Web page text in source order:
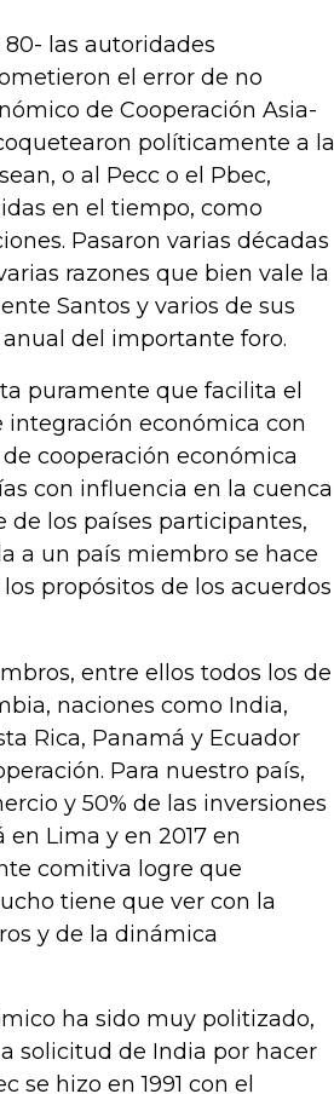
las autoridades
el error de no
de Cooperación Asia-
políticamente a la
o al Pecc o el Pbec,
en el tiempo, como
Pasaron varias décadas
razones que bien vale la
Santos y varios de sus
del importante foro.
puramente que facilita el
integración económica con
cooperación económica
con influencia en la cuenca
de los países participantes,
a un país miembro se hace
propósitos de los acuerdos
entre ellos todos los de
naciones como India,
Rica, Panamá y Ecuador
Para nuestro país,
y 50% de las inversiones
Lima y en 2017 en
comitiva logre que
tiene que ver con la
y de la dinámica
ha sido muy politizado,
solicitud de India por hacer
hizo en 1991 con el